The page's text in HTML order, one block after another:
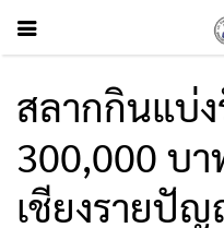
สลากกินแบ่
300,000 บา
เชียงรายปั